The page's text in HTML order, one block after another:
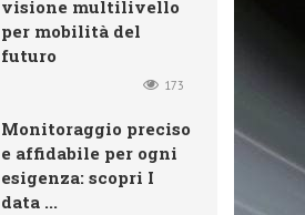
visione multilivello
per mobilità del
futuro
173
Monitoraggio preciso
e affidabile per ogni
esigenza: scopri I
data ...